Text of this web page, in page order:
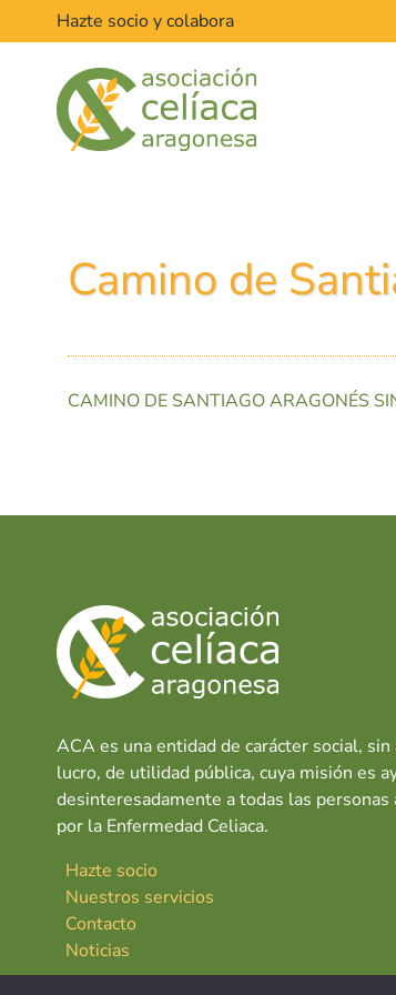
Hazte socio y colabora
Camino de
CAMINO DE SANTIAGO ARAGONÉS
ACA es una entidad de carácter social,
lucro, de utilidad pública, cuya misión es
desinteresadamente a todas las personas
por la Enfermedad Celiaca.
Hazte socio
Nuestros servicios
Contacto
Noticias